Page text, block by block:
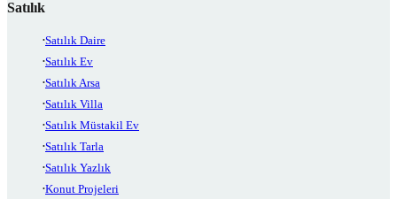
Satılık
Satılık Daire
Satılık Ev
Satılık Arsa
Satılık Villa
Satılık Müstakil Ev
Satılık Tarla
Satılık Yazlık
Konut Projeleri